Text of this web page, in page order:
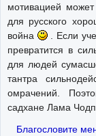
мотивацией
для русского
война
. Если
превратится в
для людей
тантра
омрачений.
садхане Лама
Благословите